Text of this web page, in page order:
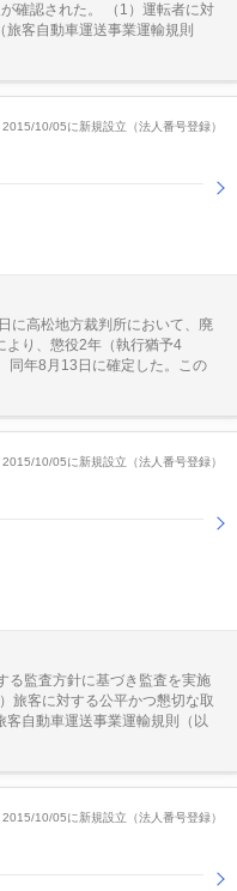
確認された。 （1）運転者に対
客自動車運送事業運輸規則
2015/10/05に新規設立（法人番号登録）
に高松地方裁判所において、廃
より、懲役2年（執行猶予4
同年8月13日に確定した。この
2015/10/05に新規設立（法人番号登録）
る監査方針に基づき監査を実施
旅客に対する公平かつ懇切な取
自動車運送事業運輸規則（以
2015/10/05に新規設立（法人番号登録）